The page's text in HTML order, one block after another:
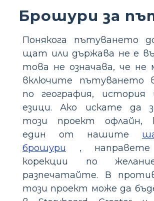
Брошури за
Понякога пътуването
щат или държава не е
това не означава, че не
включите пътуването
по география, история
езици. Ако искате да
този проект офлайн,
един от нашите
брошури , направете
корекции по
разпечатайте. В
този проект може да